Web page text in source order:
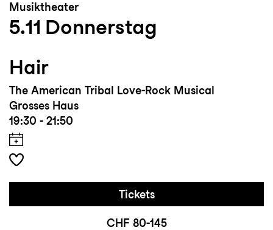
Musiktheater
5.11 Donnerstag
Hair
The American Tribal Love-Rock Musical
Grosses Haus
19:30 - 21:50
Tickets
CHF 80-145